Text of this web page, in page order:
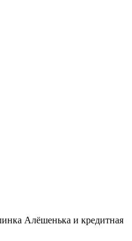
Алёшенька и кредитная